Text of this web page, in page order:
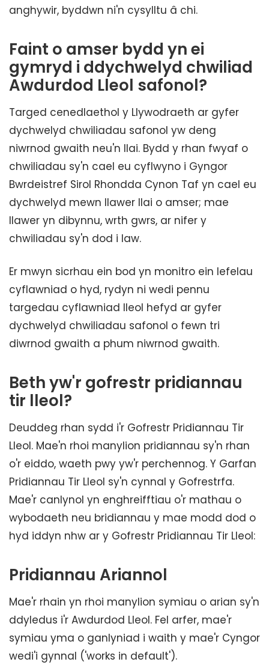
anghywir, byddwn ni'n cysylltu â chi.
Faint o amser bydd yn ei
gymryd i ddychwelyd chwiliad
Awdurdod Lleol safonol?
Targed cenedlaethol y Llywodraeth ar gyfer
dychwelyd chwiliadau safonol yw deng
niwrnod gwaith neu'n llai. Bydd y rhan fwyaf o
chwiliadau sy'n cael eu cyflwyno i Gyngor
Bwrdeistref Sirol Rhondda Cynon Taf yn cael eu
dychwelyd mewn llawer llai o amser; mae
llawer yn dibynnu, wrth gwrs, ar nifer y
chwiliadau sy'n dod i law.
Er mwyn sicrhau ein bod yn monitro ein lefelau
cyflawniad o hyd, rydyn ni wedi pennu
targedau cyflawniad lleol hefyd ar gyfer
dychwelyd chwiliadau safonol o fewn tri
diwrnod gwaith a phum niwrnod gwaith.
Beth yw'r gofrestr pridiannau
tir lleol?
Deuddeg rhan sydd i'r Gofrestr Pridiannau Tir
Lleol. Mae'n rhoi manylion pridiannau sy'n rhan
o'r eiddo, waeth pwy yw'r perchennog. Y Garfan
Pridiannau Tir Lleol sy'n cynnal y Gofrestrfa.
Mae'r canlynol yn enghreifftiau o'r mathau o
wybodaeth neu bridiannau y mae modd dod o
hyd iddyn nhw ar y Gofrestr Pridiannau Tir Lleol:
Pridiannau Ariannol
Mae'r rhain yn rhoi manylion symiau o arian sy'n
ddyledus i'r Awdurdod Lleol. Fel arfer, mae'r
symiau yma o ganlyniad i waith y mae'r Cyngor
wedi'i gynnal ('works in default').